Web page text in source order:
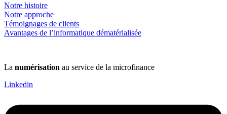
Notre histoire
Notre approche
Témoignages de clients
Avantages de l’informatique dématérialisée
La numérisation au service de la microfinance
Linkedin